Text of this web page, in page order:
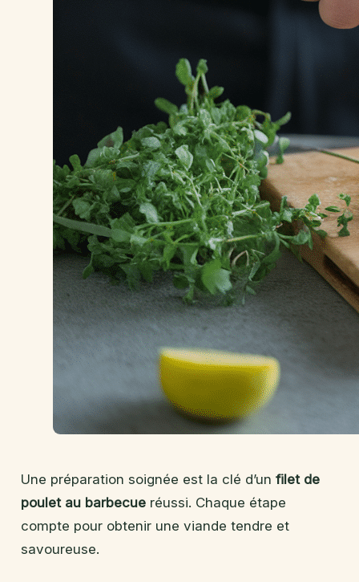
Une préparation soignée est la clé d’un filet de
poulet au barbecue réussi. Chaque étape
compte pour obtenir une viande tendre et
savoureuse.